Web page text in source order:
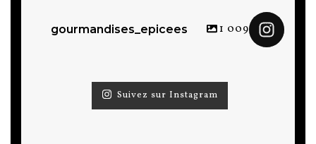
gourmandises_epicees 1 009
Suivez sur Instagram